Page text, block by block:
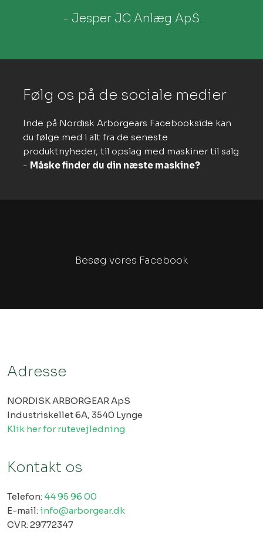
- Jesper JC Anlæg ApS
Følg os på de sociale medier​
Inde på Nordisk Arborgears Facebookside kan
du følge med i alt fra de seneste
produktnyheder, til opslag med maskiner til salg
- Måske finder du din næste maskine?
Besøg vores Facebook
Adresse
NORDISK ARBORGEAR ApS
Industriskellet 6A, 3540 Lynge
Klik her for rutevejledning
Kontakt os
Telefon: 44 95 96 00
E-mail: info@arborgear.dk
​CVR: 29772347